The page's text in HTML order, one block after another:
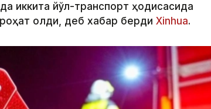
иккита йўл-транспорт ҳодисасида
олди, деб хабар берди Xinhua.